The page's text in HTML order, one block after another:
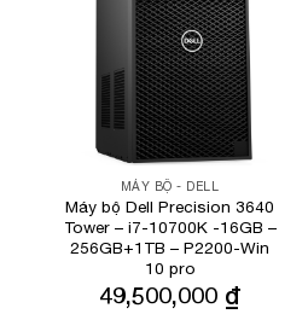
MÁY BỘ - DELL
Máy bộ Dell Precision 3640
Tower – i7-10700K -16GB –
256GB+1TB – P2200-Win
10 pro
49,500,000 ₫